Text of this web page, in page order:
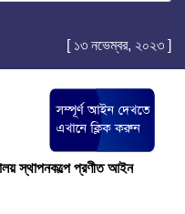
[ ১৩ নভেম্বর, ২০২৩ ]
স্থাপনকল্পে প্রণীত আইন